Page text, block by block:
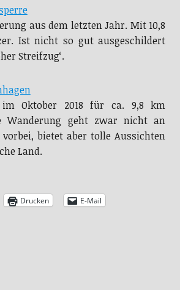
aus dem letzten Jahr. Mit 10,8
Ist nicht so gut ausgeschildert
Streifzug‘.
Oktober 2018 für ca. 9,8 km
Wanderung geht zwar nicht an
bietet aber tolle Aussichten
Land.
Drucken E-Mail